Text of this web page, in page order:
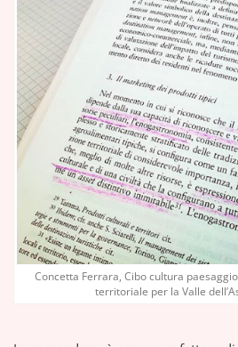
Concetta Ferrara, Cibo cultura
territoriale per la Valle